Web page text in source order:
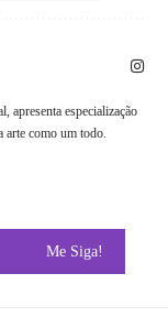
apresenta especialização
arte como um todo.
Me Siga!